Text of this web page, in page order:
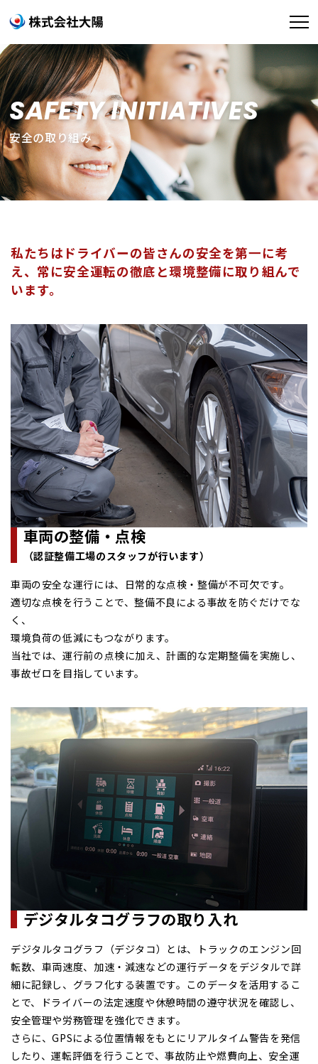
SAFETY INITIATIVES
安全の取り組み
私たちはドライバーの皆さんの安全を第一に考
え、 常に安全運転の徹底と環境整備に取り組んで
います。
車両の整備・点検
（認証整備工場のスタッフが行います）
車両の安全な運行には、日常的な点検・整備が不可欠です。
適切な点検を行うことで、整備不良による事故を防ぐだけでな
く、
環境負荷の低減にもつながります。
当社では、運行前の点検に加え、計画的な定期整備を実施し、
事故ゼロを目指しています。
デジタルタコグラフの取り入れ
デジタルタコグラフ（デジタコ）とは、トラックのエンジン回
転数、車両速度、加速・減速などの運行データをデジタルで詳
細に記録し、グラフ化する装置です。このデータを活用するこ
とで、ドライバーの法定速度や休憩時間の遵守状況を確認し、
安全管理や労務管理を強化できます。
さらに、GPSによる位置情報をもとにリアルタイム警告を発信
したり、運転評価を行うことで、事故防止や燃費向上、安全運